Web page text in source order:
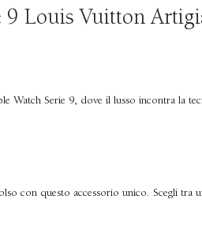
Louis Vuitton
Serie 9, dove il lusso incontra la
con questo accessorio unico. Scegli